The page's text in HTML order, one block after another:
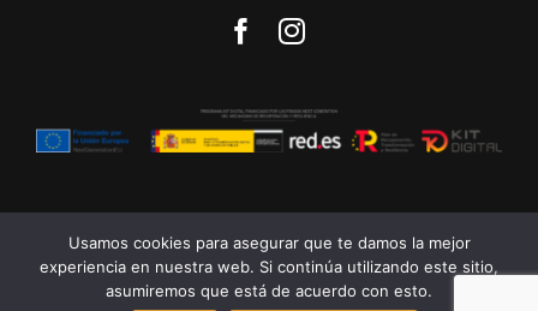
© 2026 | Todos los derechos reservados -
Usamos cookies para asegurar que te damos la mejor
experiencia en nuestra web. Si continúa utilizando este sitio,
asumiremos que está de acuerdo con esto.